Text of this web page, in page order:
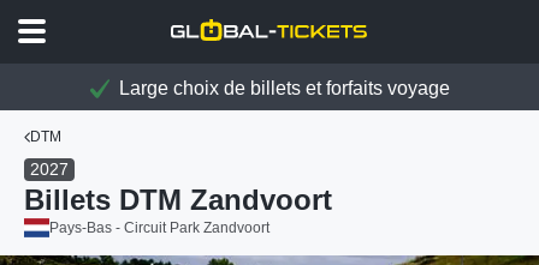
Large choix de billets et forfaits voyage
DTM
2027
Billets DTM Zandvoort
Pays-Bas - Circuit Park Zandvoort